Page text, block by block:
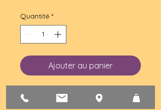
Quantité *
Ajouter au panier
carte + enveloppe illustrée
format 11x15